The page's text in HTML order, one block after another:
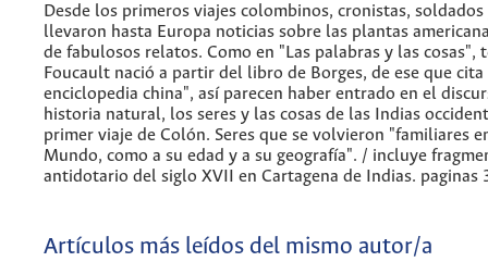
Desde los primeros viajes colombinos, cronistas,
llevaron hasta Europa noticias sobre las plantas
de fabulosos relatos. Como en "Las palabras y las cosas",
Foucault nació a partir del libro de Borges, de ese que
enciclopedia china", así parecen haber entrado en el
historia natural, los seres y las cosas de las Indias
primer viaje de Colón. Seres que se volvieron "familiares
Mundo, como a su edad y a su geografía". / incluye
antidotario del siglo XVII en Cartagena de Indias. paginas
Artículos más leídos del mismo autor/a